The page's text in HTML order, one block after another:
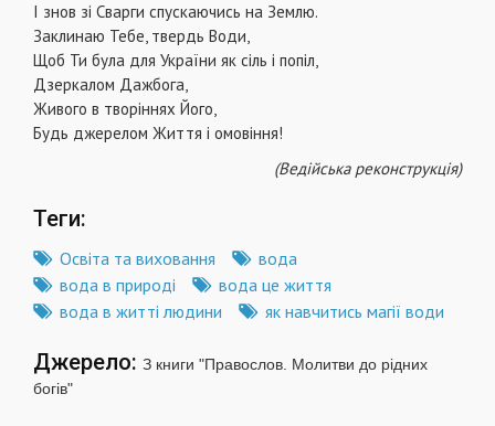
І знов зі Сварги спускаючись на Землю.
Заклинаю Тебе, твердь Води,
Щоб Ти була для України як сіль і попіл,
Дзеркалом Дажбога,
Живого в творіннях Його,
Будь джерелом Життя і омовіння!
(Ведійська реконструкція)
Теги:
Освіта та виховання
вода
вода в природі
вода це життя
вода в житті людини
як навчитись магії води
Джерело: З книги "Правослов. Молитви до рідних
богів"